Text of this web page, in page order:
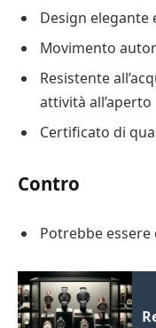
Design elegante
Movimento
Resistente
attività all’aperto
Certificato di
Contro
Potrebbe